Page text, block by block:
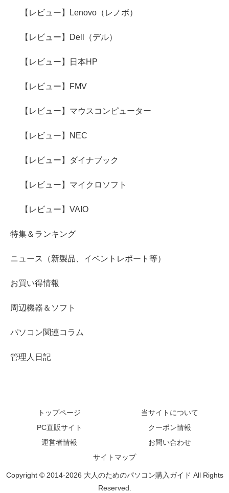
【レビュー】Lenovo（レノボ）
【レビュー】Dell（デル）
【レビュー】日本HP
【レビュー】FMV
【レビュー】マウスコンピューター
【レビュー】NEC
【レビュー】ダイナブック
【レビュー】マイクロソフト
【レビュー】VAIO
特集＆ランキング
ニュース（新製品、イベントレポート等）
お買い得情報
周辺機器＆ソフト
パソコン関連コラム
管理人日記
トップページ
当サイトについて
PC直販サイト
クーポン情報
運営者情報
お問い合わせ
サイトマップ
Copyright © 2014-2026 大人のためのパソコン購入ガイド All Rights
Reserved.